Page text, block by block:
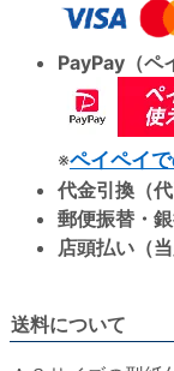
PayPay（ペ
※ペイペイ
代金引換（代
郵便振替・
店頭払い（
送料について